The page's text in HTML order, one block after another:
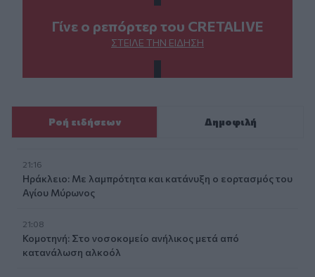
Γίνε ο ρεπόρτερ του CRETALIVE
ΣΤΕΊΛΕ ΤΗΝ ΕΊΔΗΣΗ
Ροή ειδήσεων Δημοφιλή
21:16
Ηράκλειο: Με λαμπρότητα και κατάνυξη ο εορτασμός του
Αγίου Μύρωνος
21:08
Κομοτηνή: Στο νοσοκομείο ανήλικος μετά από
κατανάλωση αλκοόλ